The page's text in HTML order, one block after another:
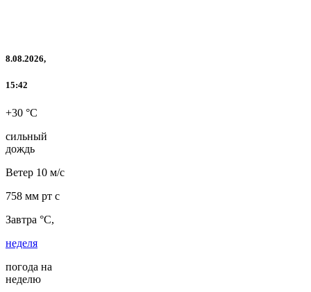
8.08.2026,
15:42
+30 °C
сильный
дождь
Ветер 10 м/с
758 мм рт с
Завтра °C,
неделя
погода на
неделю